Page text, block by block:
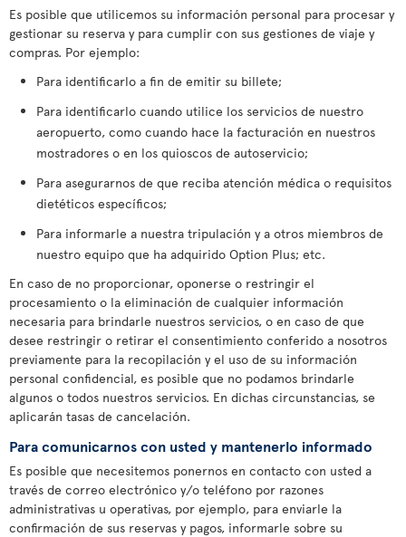
Es posible que utilicemos su información personal para procesar y
gestionar su reserva y para cumplir con sus gestiones de viaje y
compras. Por ejemplo:
Para identificarlo a fin de emitir su billete;
Para identificarlo cuando utilice los servicios de nuestro
aeropuerto, como cuando hace la facturación en nuestros
mostradores o en los quioscos de autoservicio;
Para asegurarnos de que reciba atención médica o requisitos
dietéticos específicos;
Para informarle a nuestra tripulación y a otros miembros de
nuestro equipo que ha adquirido Option Plus; etc.
En caso de no proporcionar, oponerse o restringir el
procesamiento o la eliminación de cualquier información
necesaria para brindarle nuestros servicios, o en caso de que
desee restringir o retirar el consentimiento conferido a nosotros
previamente para la recopilación y el uso de su información
personal confidencial, es posible que no podamos brindarle
algunos o todos nuestros servicios. En dichas circunstancias, se
aplicarán tasas de cancelación.
Para comunicarnos con usted y mantenerlo informado
Es posible que necesitemos ponernos en contacto con usted a
través de correo electrónico y/o teléfono por razones
administrativas u operativas, por ejemplo, para enviarle la
confirmación de sus reservas y pagos, informarle sobre su